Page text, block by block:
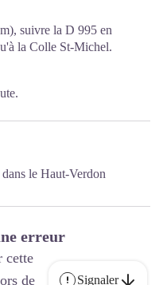
suivre la D 995 en
la Colle St-Michel.
le Haut-Verdon
erreur
cette
de
Signaler